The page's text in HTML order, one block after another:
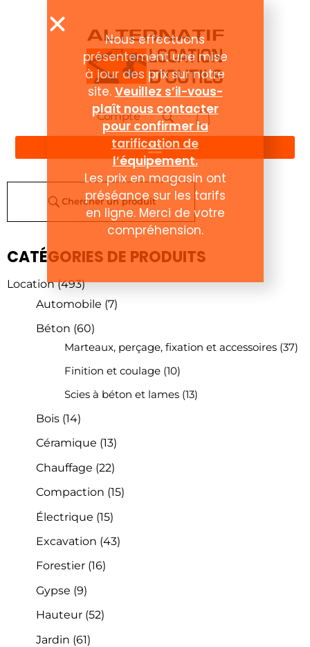
Compte
Chercher un produit
CATÉGORIES DE PRODUITS
Location (493)
Automobile (7)
Béton (60)
Marteaux, perçage, fixation et accessoires (37)
Finition et coulage (10)
Scies à béton et lames (13)
Bois (14)
Céramique (13)
Chauffage (22)
Compaction (15)
Électrique (15)
Excavation (43)
Forestier (16)
Gypse (9)
Hauteur (52)
Jardin (61)
Nous effectuons
présentement une mise
à jour des prix sur notre
site. Veuillez s’il-vous-
plaît nous contacter
pour confirmer la
tarification de
l’équipement.
Les prix en magasin ont
préséance sur les tarifs
en ligne. Merci de votre
compréhension.